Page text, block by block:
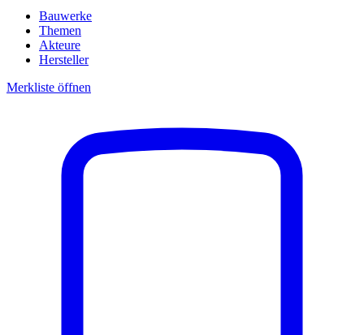
Bauwerke
Themen
Akteure
Hersteller
Merkliste öffnen